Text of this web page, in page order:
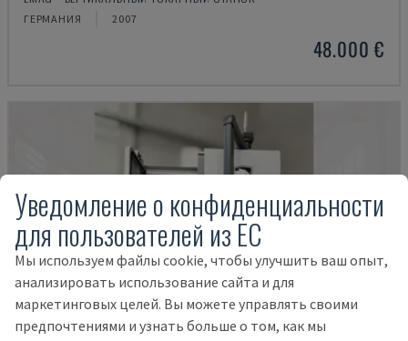
ГЕРМАНИЯ 2007
48.000 €
Уведомление о конфиденциальности
для пользователей из ЕС
Мы используем файлы cookie, чтобы улучшить ваш опыт,
анализировать использование сайта и для
маркетинговых целей. Вы можете управлять своими
предпочтениями и узнать больше о том, как мы